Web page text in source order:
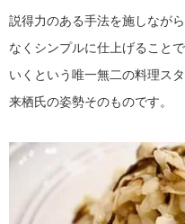
説得力のある手法を施しなが
なくシンプルに仕上げること
いくという唯一無二の料理ス
来栖氏の姿勢そのものです。